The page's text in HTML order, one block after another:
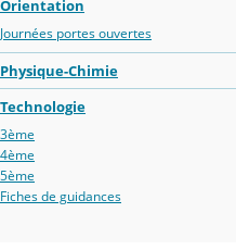
Orientation
Journées portes ouvertes
Physique-Chimie
Technologie
3ème
4ème
5ème
Fiches de guidances